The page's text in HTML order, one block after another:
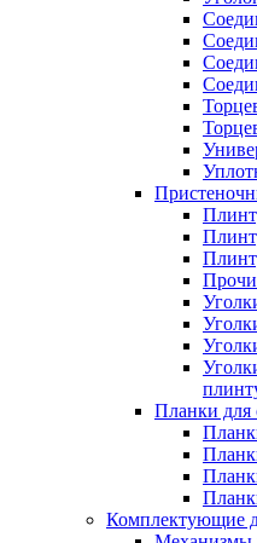
Планки для
Комплектующие